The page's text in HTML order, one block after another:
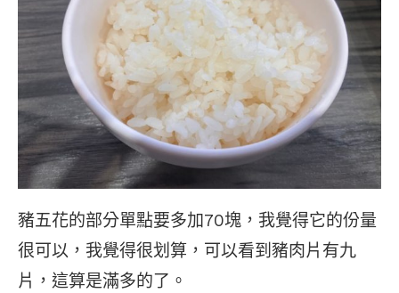
豬五花的部分單點要多加70塊，我覺得它的份量
很可以，我覺得很划算，可以看到豬肉片有九
片，這算是滿多的了。